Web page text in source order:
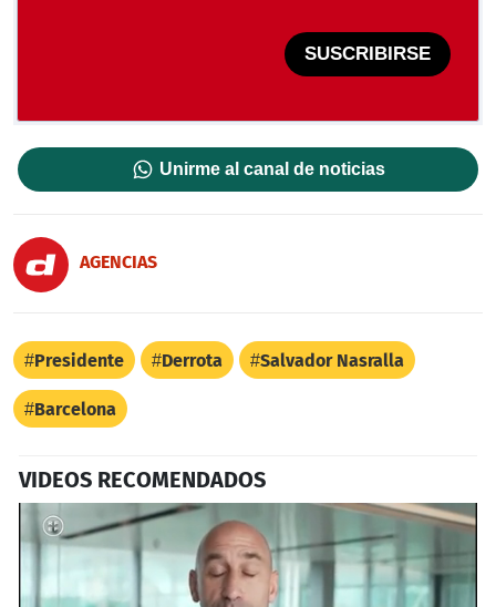
SUSCRIBIRSE
Unirme al canal de noticias
AGENCIAS
Presidente Derrota Salvador Nasralla
Barcelona
VIDEOS RECOMENDADOS